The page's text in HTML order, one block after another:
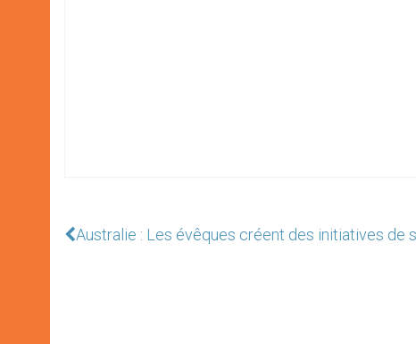
Australie : Les évêques créent des initiatives de